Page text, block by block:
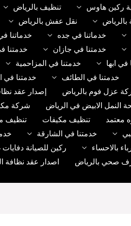
ركين هاوس تنظيف بالرياض
بالرياض نقل عفش بالرياض
خدماتنا في جده خدماتنا
خدمتنا في جازان
خدمتنا
في ابها خدمتنا في المزاحمية
خدمتنا في الطائف
خدمتنا في
عزل فوم بالرياض
إصدار عقد
النمل الابيض في الرياض
شركة
معتمد تنظيف مكيفات
تنظيف
خدمتنا في الشارقة
بالاحساء
ركين للصيانة دفايات
صحي بالرياض
اصدار عقد نظافة